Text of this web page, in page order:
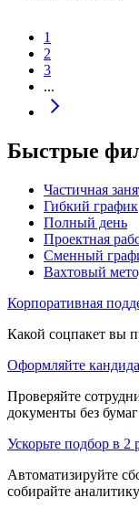
1
2
3
...
Быстрые
Частичная
Гибкий график
Полный день
Проектная
Сменный
Вахтовый
Корпоративная
Какой соцпакет вы
Оформляйте
Проверяйте
документы без
Ускорьте подбор в 2
Автоматизируйте
собирайте